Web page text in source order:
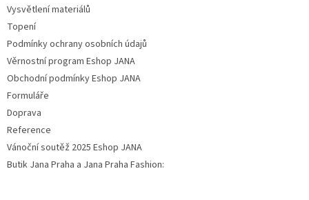
Vysvětlení materiálů
Topení
Podmínky ochrany osobních údajů
Věrnostní program Eshop JANA
Obchodní podmínky Eshop JANA
Formuláře
Doprava
Reference
Vánoční soutěž 2025 Eshop JANA
Butik Jana Praha a Jana Praha Fashion: